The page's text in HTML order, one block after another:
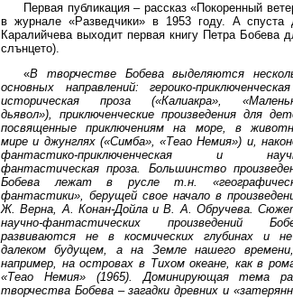
Первая публикация – рассказ «Покоренный
в журнале «Разведчики» в 1953 году. А спуста
Каралийчева выходит первая книгу Петра Бобева
слънцето).
«В творчестве Бобева выделяются
основных направлений: героико-
историческая проза («Калиакра»,
дьявол»), приключенческие произведения для
посвященные приключениям на море, в
мире и джунглях («Симба», «Теао Немия») и,
фантастико-приключенческая и
фантастическая проза. Большинство
Бобева лежат в русле т.н.
фантастики», берущей свое начало в
Ж. Верна, А. Конан-Дойла и В. А. Обручева.
научно-фантастических произведений
развиваются не в космических глубинах и
далеком будущем, а на Земле нашего
например, на островах в Тихом океане, как в
«Теао Немия» (1965). Доминирующая тема
творчества Бобева – загадки древних и